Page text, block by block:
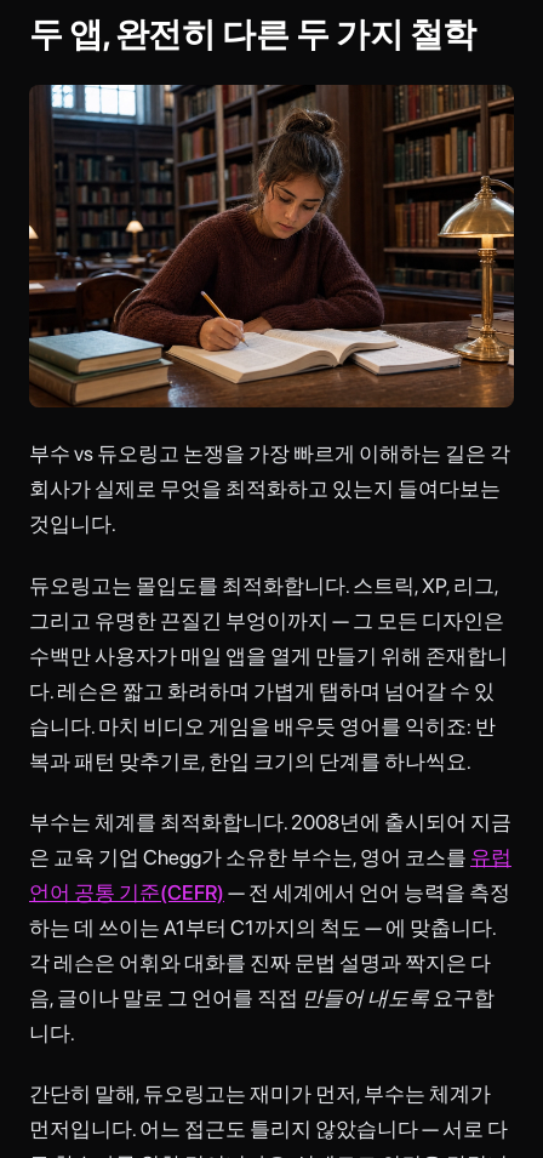
두 앱, 완전히 다른 두 가지 철학
부수 vs 듀오링고 논쟁을 가장 빠르게 이해하는 길은 각
회사가 실제로 무엇을 최적화하고 있는지 들여다보는
것입니다.
듀오링고는 몰입도를 최적화합니다. 스트릭, XP, 리그,
그리고 유명한 끈질긴 부엉이까지 — 그 모든 디자인은
수백만 사용자가 매일 앱을 열게 만들기 위해 존재합니
다. 레슨은 짧고 화려하며 가볍게 탭하며 넘어갈 수 있
습니다. 마치 비디오 게임을 배우듯 영어를 익히죠: 반
복과 패턴 맞추기로, 한입 크기의 단계를 하나씩요.
부수는 체계를 최적화합니다. 2008년에 출시되어 지금
은 교육 기업 Chegg가 소유한 부수는, 영어 코스를 유럽
언어 공통 기준(CEFR) — 전 세계에서 언어 능력을 측정
하는 데 쓰이는 A1부터 C1까지의 척도 — 에 맞춥니다.
각 레슨은 어휘와 대화를 진짜 문법 설명과 짝지은 다
음, 글이나 말로 그 언어를 직접 만들어 내도록 요구합
니다.
간단히 말해, 듀오링고는 재미가 먼저, 부수는 체계가
먼저입니다. 어느 접근도 틀리지 않았습니다 — 서로 다